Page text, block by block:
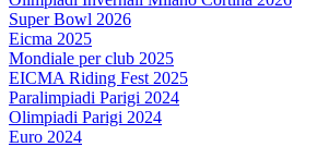
Super Bowl 2026
Eicma 2025
Mondiale per club 2025
EICMA Riding Fest 2025
Paralimpiadi Parigi 2024
Olimpiadi Parigi 2024
Euro 2024